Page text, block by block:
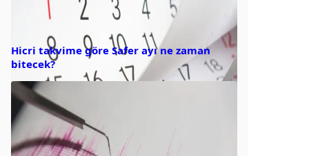
Hicri takvime göre Safer ayı ne zaman
bitecek?